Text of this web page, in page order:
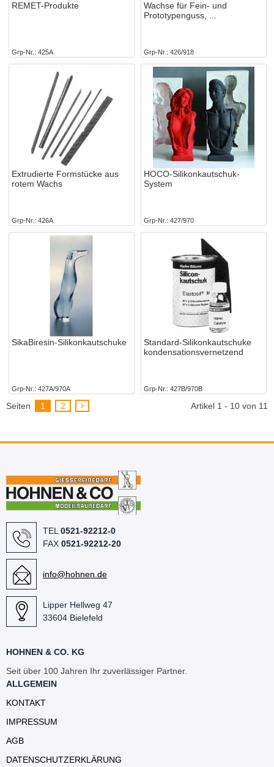
REMET-Produkte
Grp-Nr. 425A
Wachse für Fein- und
Prototypenguss,
Grp-Nr. 426/918
Extrudierte Formstücke aus
rotem Wachs
Grp-Nr. 426A
HOCO-Silikonkautschuk-
System
Grp-Nr. 427/970
SikaBiresin-Silikonkautschuke
Grp-Nr. 427A/970A
Standard-Silikonkautschuke
kondensationsvernetzend
Grp-Nr. 427B/970B
Seiten 1 2 Artikel 1 - 10 von 11
TEL 0521-92212-0
FAX 0521-92212-20
info@hohnen.de
Lipper Hellweg 47
33604 Bielefeld
HOHNEN & CO. KG
Seit über 100 Jahren Ihr zuverlässiger Partner.
ALLGEMEIN
KONTAKT
IMPRESSUM
AGB
DATENSCHUTZERKLÄRUNG